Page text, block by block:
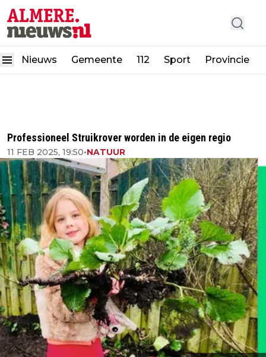
Nieuws Gemeente 112 Sport Provincie
Professioneel Struikrover worden in de eigen regio
11 FEB 2025, 19:50•NATUUR